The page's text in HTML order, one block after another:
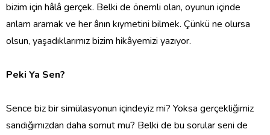
bizim için hâlâ gerçek. Belki de önemli olan, oyunun içinde
anlam aramak ve her ânın kıymetini bilmek. Çünkü ne olursa
olsun, yaşadıklarımız bizim hikâyemizi yazıyor.
Peki Ya Sen?
‎Sence biz bir simülasyonun içindeyiz mi? Yoksa gerçekliğimiz
sandığımızdan daha somut mu? Belki de bu sorular seni de